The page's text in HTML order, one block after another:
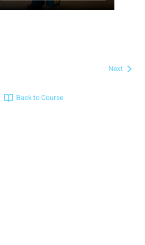
Next
Back to Course